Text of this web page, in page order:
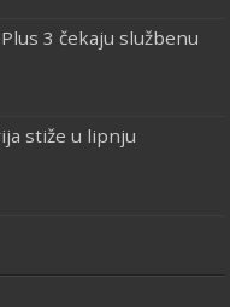
3 čekaju službenu
stiže u lipnju